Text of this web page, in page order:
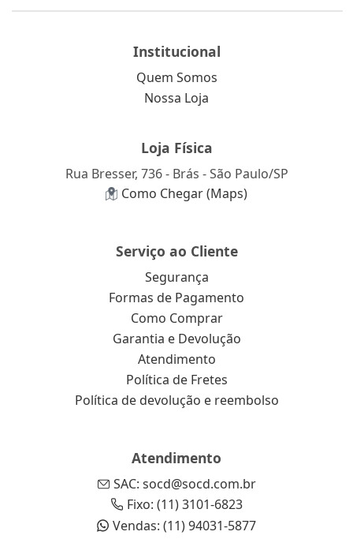
Institucional
Quem Somos
Nossa Loja
Loja Física
Rua Bresser, 736 - Brás - São Paulo/SP
Como Chegar (Maps)
Serviço ao Cliente
Segurança
Formas de Pagamento
Como Comprar
Garantia e Devolução
Atendimento
Política de Fretes
Política de devolução e reembolso
Atendimento
SAC: socd@socd.com.br
Fixo: (11) 3101-6823
Vendas: (11) 94031-5877